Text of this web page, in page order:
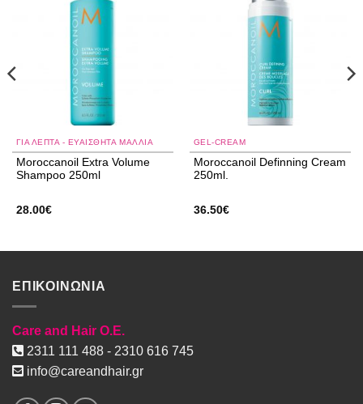
ΓΙΑ ΛΕΠΤΆ - ΕΥΑΊΣΘΗΤΑ ΜΑΛΛΙΆ
Moroccanoil Extra Volume
Shampoo 250ml
28.00€
GEL-CREAM
Moroccanoil Definning Cream
250ml.
36.50€
ΕΠΙΚΟΙΝΩΝΙΑ
Care and Hair O.E.
2311 111 488 - 2310 616 745
info@careandhair.gr